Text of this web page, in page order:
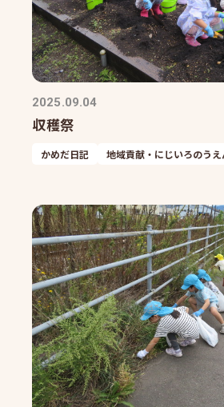
2025.09.04
収穫祭
かめだ日記 地域貢献・にじいろのうえ